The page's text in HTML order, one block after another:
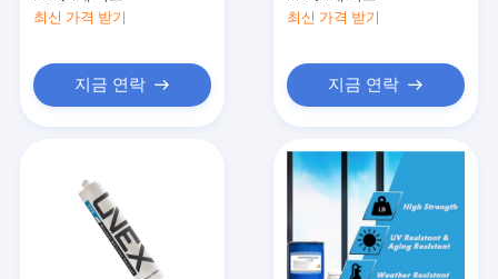
제품
우리에 대하여
최신 가격 받기
지금 연락
최신 가격 받기
지금 연락